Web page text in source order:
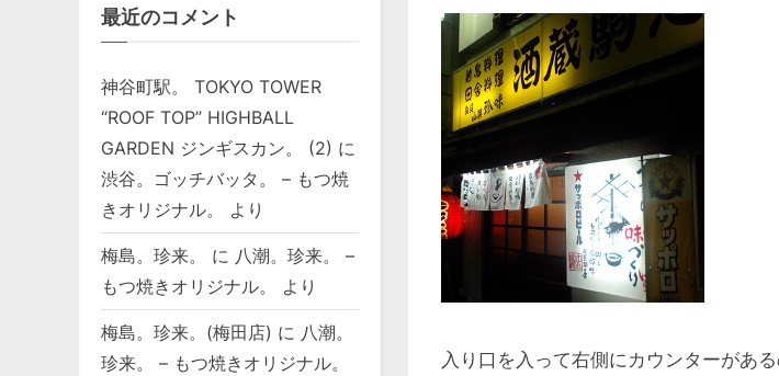
入り口を入って右側にカウンターがあ
最近のコメント
神谷町駅。 TOKYO TOWER
“ROOF TOP” HIGHBALL
GARDEN ジンギスカン。 (2) に
渋谷。ゴッチバッタ。 – もつ焼
きオリジナル。
より
梅島。珍来。 に 八潮。珍来。 –
もつ焼きオリジナル。
より
梅島。珍来。(梅田店) に 八潮。
珍来。 – もつ焼きオリジナル。